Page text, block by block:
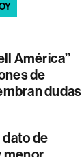
América”
de
dudas
dato de